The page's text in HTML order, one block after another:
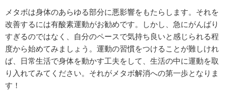
メタボは身体のあらゆる部分に悪影響をもたらします。それを
改善するには有酸素運動がお勧めです。しかし、急にがんばり
すぎるのではなく、自分のペースで気持ち良いと感じられる程
度から始めてみましょう。運動の習慣をつけることが難しけれ
ば、日常生活で身体を動かす工夫をして、生活の中に運動を取
り入れてみてください。それがメタボ解消への第一歩となりま
す！